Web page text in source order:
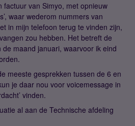
factuur van Simyo, met opnieuw
waar wederom nummers van
in mijn telefoon terug te vinden zijn,
zou hebben. Het betreft de
maand januari, waarvoor ik eind
meeste gesprekken tussen de 6 en
je daar nou voor voicemessage in
vinden.
al aan de Technische afdeling